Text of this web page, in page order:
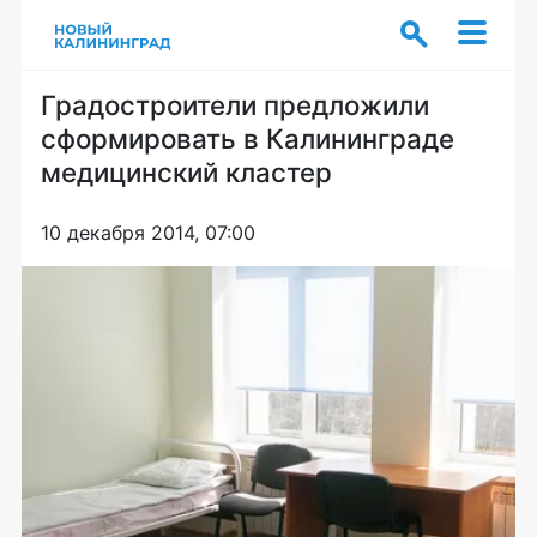
Градостроители предложили
сформировать в Калининграде
медицинский кластер
10 декабря 2014, 07:00